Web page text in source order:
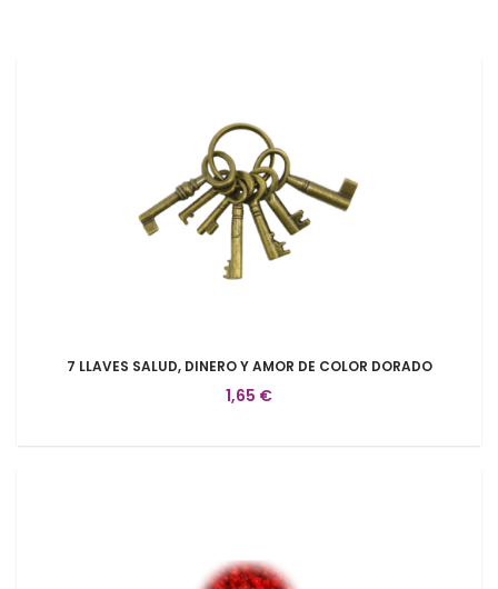
7 LLAVES SALUD, DINERO Y AMOR DE COLOR DORADO
1,65 €